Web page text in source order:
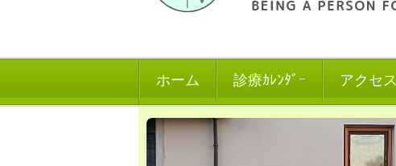
ホーム 診療ｶﾚﾝﾀﾞｰ アクセス